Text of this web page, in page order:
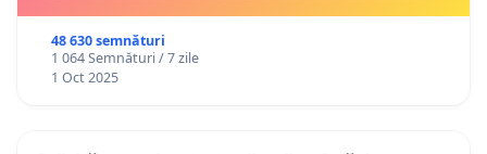
48 630 semnături
1 064 Semnături / 7 zile
1 Oct 2025